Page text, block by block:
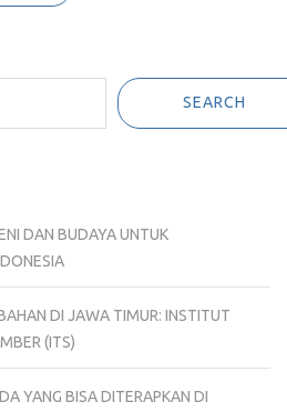
SEARCH
DAN BUDAYA UNTUK
DI JAWA TIMUR: INSTITUT
(ITS)
YANG BISA DITERAPKAN DI